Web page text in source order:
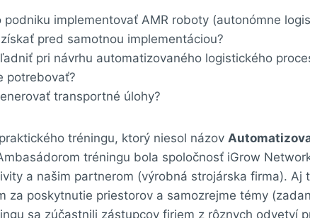
implementovať AMR roboty (autonómne
pred samotnou implementáciou?
pri návrhu automatizovaného logistického
potrebovať?
transportné úlohy?
tréningu, ktorý niesol názov
tréningu bola spoločnosť iGrow
a našim partnerom (výrobná strojárska firma). Aj
za poskytnutie priestorov a samozrejme témy
sa zúčastnili zástupcov firiem z rôznych odvetví